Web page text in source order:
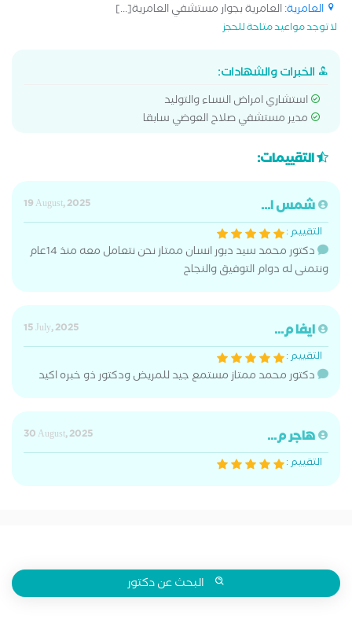
العامرية: العامرية بجوار مستشفي العامرية[...]
لا توجد مواعيد متاحة للحجز
الخبرات والشهادات:
استشاري امراض النساء والتوليد
مدير مستشفي صلاح العوضي سابقا
التقييمات:
شمس ا...
19 August, 2025
التقييم :
دكتور محمد سيد دبور انسان ممتاز نحن نتعامل معه منذ 14عام
ونتمنى له دوام التوفيق والنجاح
ايفا م...
15 July, 2025
التقييم :
دكتور محمد ممتاز مستمع جيد للمريض ودكتور ذو خبره اكيد
هاجر م...
30 August, 2025
التقييم :
البحث عن دكتور